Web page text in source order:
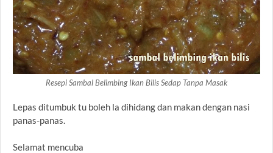
Resepi Sambal Belimbing Ikan Bilis Sedap Tanpa Masak
Lepas ditumbuk tu boleh la dihidang dan makan dengan nasi
panas-panas.
Selamat mencuba